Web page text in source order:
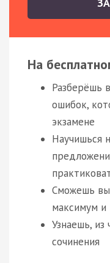
На
Разберёшь
ошибок,
экзамене
Научишься
Сможешь
максимум и
Узнаешь, из
сочинения